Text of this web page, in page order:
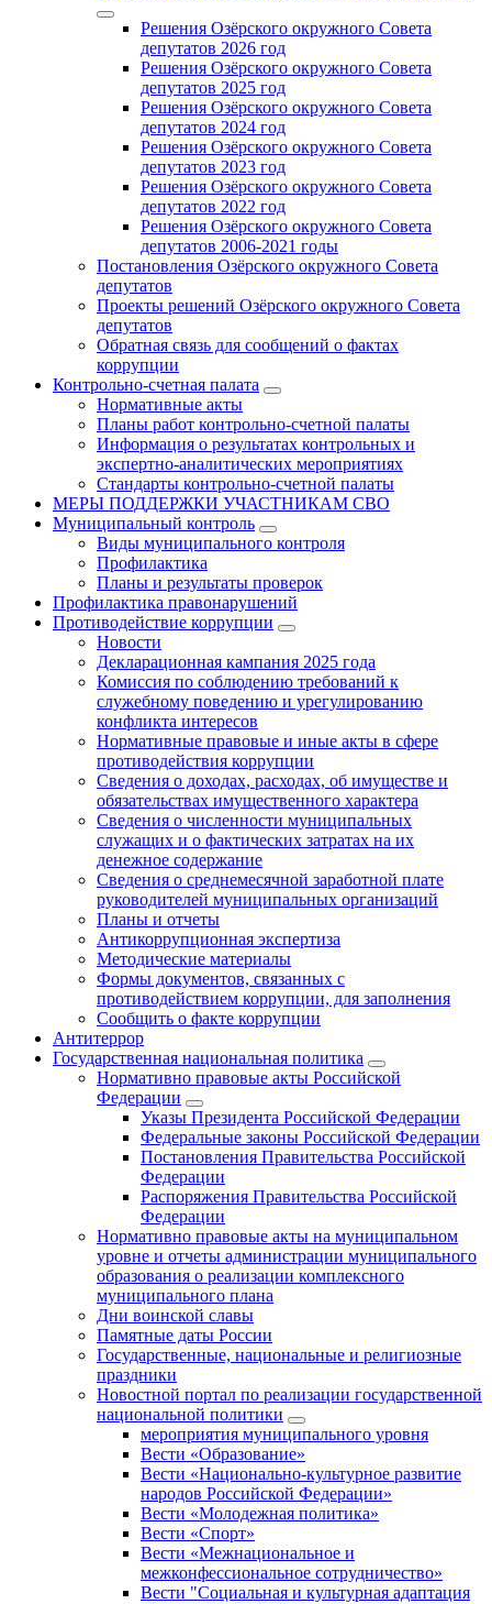
Решения Озёрского окружного Совета
депутатов 2026 год
Решения Озёрского окружного Совета
депутатов 2025 год
Решения Озёрского окружного Совета
депутатов 2024 год
Решения Озёрского окружного Совета
депутатов 2023 год
Решения Озёрского окружного Совета
депутатов 2022 год
Решения Озёрского окружного Совета
депутатов 2006-2021 годы
Постановления Озёрского окружного Совета
депутатов
Проекты решений Озёрского окружного Совета
депутатов
Обратная связь для сообщений о фактах
коррупции
Контрольно-счетная палата
Нормативные акты
Планы работ контрольно-счетной палаты
Информация о результатах контрольных и
экспертно-аналитических мероприятиях
Стандарты контрольно-счетной палаты
МЕРЫ ПОДДЕРЖКИ УЧАСТНИКАМ СВО
Муниципальный контроль
Виды муниципального контроля
Профилактика
Планы и результаты проверок
Профилактика правонарушений
Противодействие коррупции
Новости
Декларационная кампания 2025 года
Комиссия по соблюдению требований к
служебному поведению и урегулированию
конфликта интересов
Нормативные правовые и иные акты в сфере
противодействия коррупции
Сведения о доходах, расходах, об имуществе и
обязательствах имущественного характера
Сведения о численности муниципальных
служащих и о фактических затратах на их
денежное содержание
Сведения о среднемесячной заработной плате
руководителей муниципальных организаций
Планы и отчеты
Антикоррупционная экспертиза
Методические материалы
Формы документов, связанных с
противодействием коррупции, для заполнения
Сообщить о факте коррупции
Антитеррор
Государственная национальная политика
Нормативно правовые акты Российской
Федерации
Указы Президента Российской Федерации
Федеральные законы Российской Федерации
Постановления Правительства Российской
Федерации
Распоряжения Правительства Российской
Федерации
Нормативно правовые акты на муниципальном
уровне и отчеты администрации муниципального
образования о реализации комплексного
муниципального плана
Дни воинской славы
Памятные даты России
Государственные, национальные и религиозные
праздники
Новостной портал по реализации государственной
национальной политики
мероприятия муниципального уровня
Вести «Образование»
Вести «Национально-культурное развитие
народов Российской Федерации»
Вести «Молодежная политика»
Вести «Спорт»
Вести «Межнациональное и
межконфессиональное сотрудничество»
Вести "Социальная и культурная адаптация